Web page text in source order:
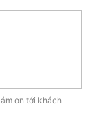
ơn tới khách